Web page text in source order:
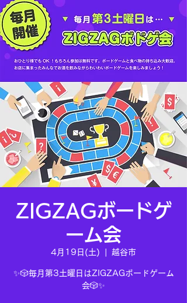
ZIGZAGボードゲ
ーム会
4月19日(土) 越谷市
✨🎲毎月第3土曜日はZIGZAGボードゲーム
会🎲✨